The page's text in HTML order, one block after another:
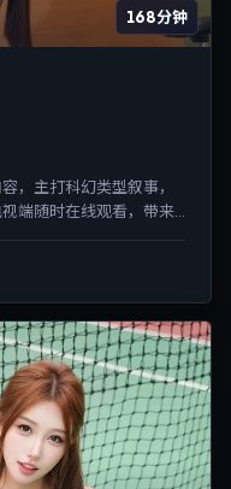
168分钟
，主打科幻类型叙事，
端随时在线观看，带来